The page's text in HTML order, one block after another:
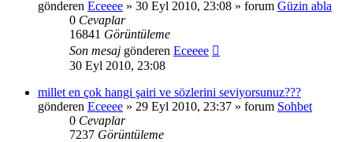
gönderen Eceeee » 30 Eyl 2010, 23:08 » forum Güzin abla
0 Cevaplar
16841 Görüntüleme
Son mesaj gönderen Eceeee
30 Eyl 2010, 23:08
millet en çok hangi şairi ve sözlerini seviyorsunuz???
gönderen Eceeee » 29 Eyl 2010, 23:37 » forum Sohbet
0 Cevaplar
7237 Görüntüleme